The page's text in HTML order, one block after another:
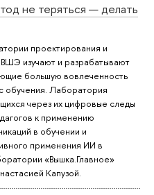
не теряться — делать
проектирования и
изучают и разрабатывают
большую вовлеченность
обучения. Лаборатория
через их цифровые следы
к применению
в обучении и
применения ИИ в
«Вышка.Главное»
Капузой.